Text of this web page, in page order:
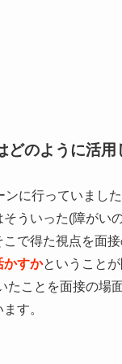
のように活用
に行っていまし
ういった(障がい
で得た視点を面
かすかということ
たことを面接の場
す。